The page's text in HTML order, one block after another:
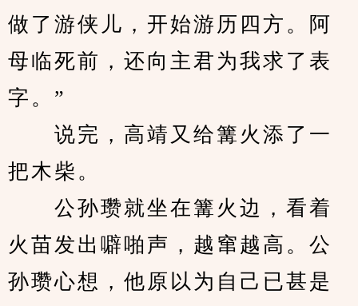
做了游侠儿，开始游历四方。阿
母临死前，还向主君为我求了表
字。”
说完，高靖又给篝火添了一
把木柴。
公孙瓒就坐在篝火边，看着
火苗发出噼啪声，越窜越高。公
孙瓒心想，他原以为自己已甚是